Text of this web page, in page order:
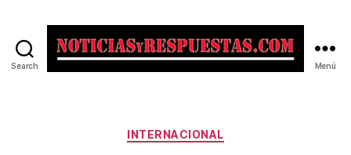
Search Menú
Categorías
INTERNACIONAL